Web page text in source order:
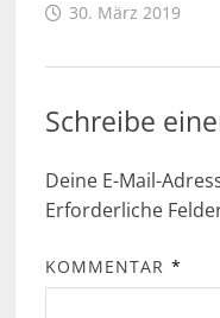
30. März 2019
Schreibe
Deine E-Mail-
Erforderliche
KOMMENTAR *